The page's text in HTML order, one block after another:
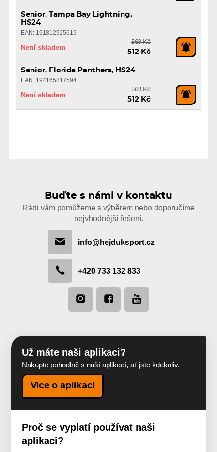
Senior, Tampa Bay Lightning,
HS24
EAN: 191812925619
Není skladem
569 Kč
512 Kč
Senior, Florida Panthers, HS24
EAN: 194165817594
Není skladem
569 Kč
512 Kč
Buďte s námi v kontaktu
Rádi vám pomůžeme s výběrem nebo doporučíme
nejvhodnější řešení.
info@hejduksport.cz
+420 733 132 833
Už máte naši aplikaci?
Nakupte pohodlně s naší aplikací, ať jste kdekoliv.
Více o aplikaci
Proč se vyplatí používat naši
aplikaci?